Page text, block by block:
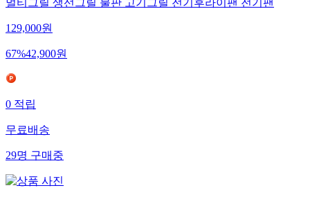
멀티그릴 생선그릴 불판 고기그릴 전기후라이팬 전기팬
129,000원
67%42,900원
0적립
무료배송
29명구매중